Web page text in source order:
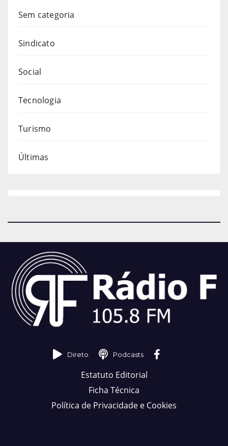
Sem categoria
Sindicato
Social
Tecnologia
Turismo
Últimas
Direto Podcasts
Estatuto Editorial
Ficha Técnica
Política de Privacidade e Cookies